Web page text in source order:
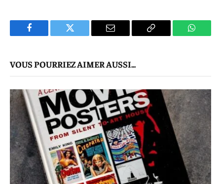
Facebook Twitter
E-
Copier
VOUS POURRIEZ AIMER AUSSI...